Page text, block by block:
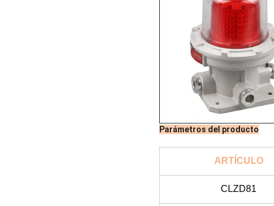
Parámetros del producto
ARTÍCULO
CLZD81